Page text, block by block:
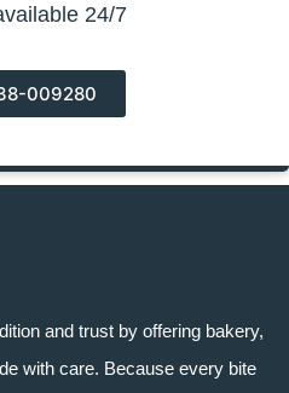
24/7
009280
and trust by offering bakery,
with care. Because every bite